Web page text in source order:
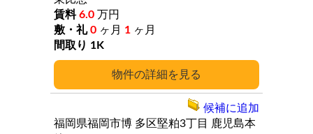
詳細
6.0 万円
0 ヶ月 1 ヶ月
1K
福岡県福岡市博 多区堅粕3丁目
鹿児島本
候補に追加